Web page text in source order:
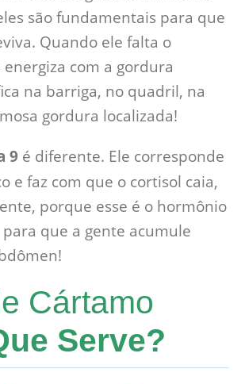
são fundamentais para que
Quando ele falta o
com a gordura
na barriga, no quadril, na
gordura localizada!
9 é diferente. Ele corresponde
e faz com que o cortisol caia,
porque esse é o hormônio
que a gente acumule
Cártamo
Serve?